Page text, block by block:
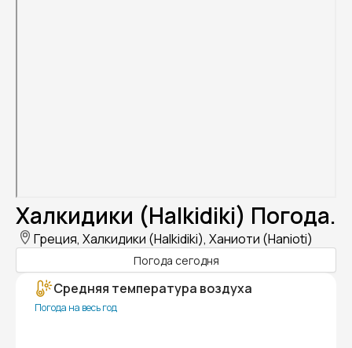
Халкидики (Halkidiki) Погода.
Греция, Халкидики (Halkidiki), Ханиоти (Hanioti)
Погода сегодня
Средняя температура воздуха
Погода на весь год